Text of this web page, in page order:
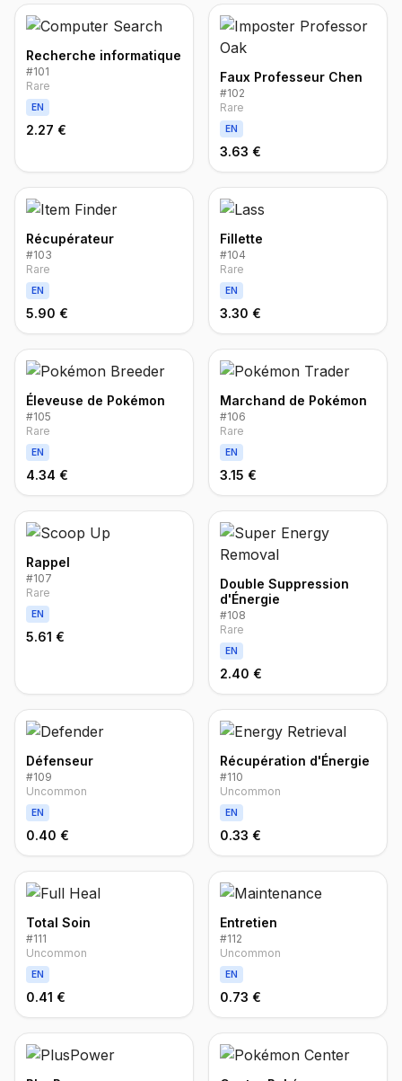
Recherche informatique
#101
Rare
EN
2.27 €
Faux Professeur Chen
#102
Rare
EN
3.63 €
Récupérateur
#103
Rare
EN
5.90 €
Fillette
#104
Rare
EN
3.30 €
Éleveuse de Pokémon
#105
Rare
EN
4.34 €
Marchand de Pokémon
#106
Rare
EN
3.15 €
Rappel
#107
Rare
EN
5.61 €
Double Suppression
d'Énergie
#108
Rare
EN
2.40 €
Défenseur
#109
Uncommon
EN
0.40 €
Récupération d'Énergie
#110
Uncommon
EN
0.33 €
Total Soin
#111
Uncommon
EN
0.41 €
Entretien
#112
Uncommon
EN
0.73 €